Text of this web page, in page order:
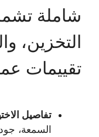
شاملة
التخزين،
تقييمات
تفاصيل
السمعة،